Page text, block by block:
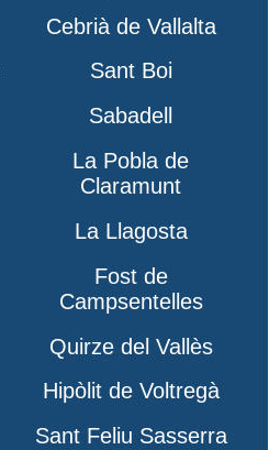
Cebrià de Vallalta
Sant Boi
Sabadell
La Pobla de
Claramunt
La Llagosta
Fost de
Campsentelles
Quirze del Vallès
Hipòlit de Voltregà
Sant Feliu Sasserra